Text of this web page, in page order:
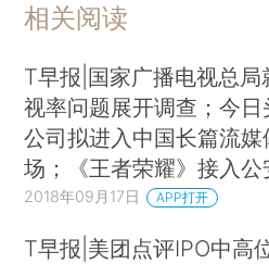
相关阅读
T早报|国家广播电视总局
视率问题展开调查；今日
公司拟进入中国长篇流媒
场；《王者荣耀》接入
2018年09月17日 APP打开
T早报|美团点评IPO中高